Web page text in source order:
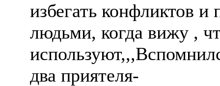
избегать конфликтов
людьми, когда вижу ,
два приятеля-